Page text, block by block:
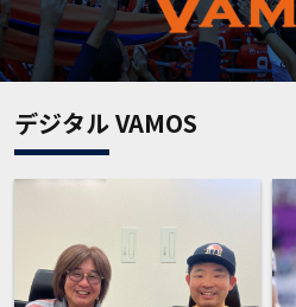
デジタル VAMOS